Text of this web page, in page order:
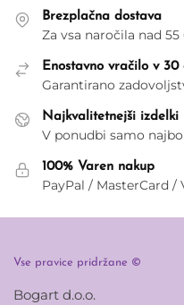
Brezplačna dostava
Za vsa naročila nad
Enostavno vračilo v 30
Garantirano
Najkvalitetnejši izdelki
V ponudbi samo
100% Varen nakup
PayPal / MasterCard /
Vse pravice pridržane ©
Bogart d.o.o.